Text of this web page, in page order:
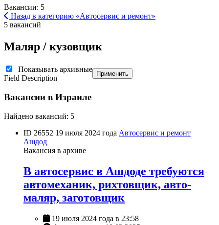
Вакансии: 5
Назад в категорию «Автосервис и ремонт»
5 вакансий
Маляр / кузовщик
Показывать архивные
Field Description
Применить
Вакансии в Израиле
Найдено вакансий: 5
ID 26552 19 июля 2024 года Автосервис и ремонт
Ашдод
Вакансия в архиве
В автосервис в Ашдоде требуются
автомеханик, рихтовщик, авто-
маляр, заготовщик
19 июля 2024 года в 23:58